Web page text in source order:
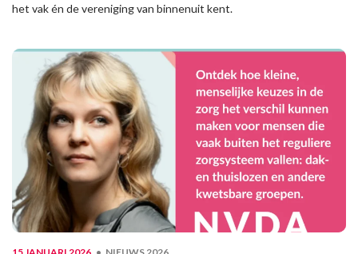
het vak én de vereniging van binnenuit kent.
15 JANUARI 2026 NIEUWS 2026